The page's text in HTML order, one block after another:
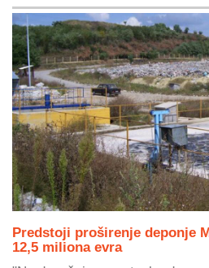
Predstoji proširenje deponje
12,5 miliona evra